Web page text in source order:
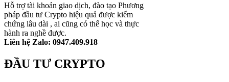
Hỗ trợ tài khoản giao dịch, đào tạo Phương
pháp đầu tư Crypto hiệu quả được kiểm
chứng lâu dài , ai cũng có thể học và thực
hành ra nghề được.
Liên hệ Zalo: 0947.409.918
ĐẦU TƯ CRYPTO